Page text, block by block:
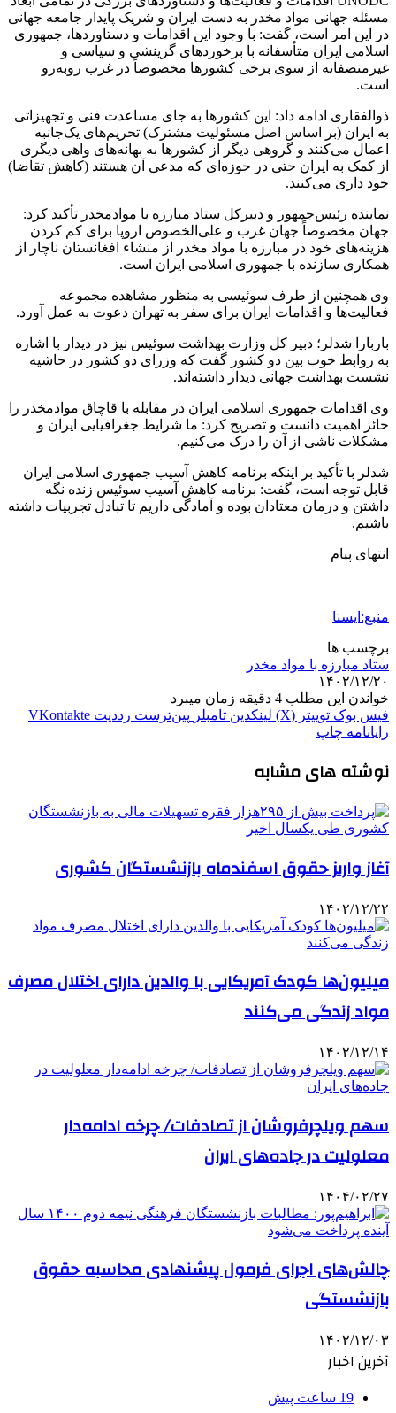
مسئله جهانی مواد مخدر به دست ایران و شریک پایدار جامعه جهانی
در این امر است، گفت: با وجود این اقدامات و دستاوردها، جمهوری
اسلامی ایران متأسفانه با برخوردهای گزینشی و سیاسی و
غیرمنصفانه از سوی برخی کشورها مخصوصاً در غرب روبه‌رو
است.
ذوالفقاری ادامه داد: این کشورها به جای مساعدت فنی و تجهیزاتی
به ایران (بر اساس اصل مسئولیت مشترک) تحریم‌های یک‌جانبه
اعمال می‌کنند و گروهی دیگر از کشورها به بهانه‌های واهی دیگری
از کمک به ایران حتی در حوزه‌ای که مدعی آن هستند (کاهش تقاضا)‌
خود داری می‌کنند.
نماینده رئیس‌جمهور و دبیرکل ستاد مبارزه با موادمخدر تأکید کرد:
جهان مخصوصاً جهان غرب و علی‌الخصوص اروپا برای کم کردن
هزینه‌های خود در مبارزه با مواد مخدر از منشاء افغانستان ناچار از
همکاری سازنده با جمهوری اسلامی ایران است.
وی همچنین از طرف سوئیسی به منظور مشاهده مجموعه
فعالیت‌ها و اقدامات ایران برای سفر به تهران دعوت به عمل آورد.
باربارا شدلر؛ دبیر کل وزارت بهداشت سوئیس نیز در دیدار با اشاره
به روابط خوب بین دو کشور گفت که وزرای دو کشور در حاشیه
نشست بهداشت جهانی دیدار داشته‌اند.
وی اقدامات جمهوری اسلامی ایران در مقابله با قاچاق موادمخدر را
حائز اهمیت دانست و تصریح کرد: ما شرایط جغرافیایی ایران و
مشکلات ناشی از آن را درک می‌کنیم.
شدلر با تأکید بر اینکه برنامه کاهش آسیب جمهوری اسلامی ایران
قابل توجه است، گفت: برنامه کاهش آسیب سوئیس زنده نگه
داشتن و درمان معتادان بوده و آمادگی داریم تا تبادل تجربیات داشته
باشیم.
انتهای پیام
منبع:ایسنا
برچسب ها
ستاد مبارزه با مواد مخدر
۱۴۰۲/۱۲/۲۰
خواندن این مطلب 4 دقیقه زمان میبرد
فیس بوک توییتر (X) لینکدین ‫تامبلر ‫پین‌ترست ‫رددیت ‫VKontakte
رایانامه چاپ
نوشته های مشابه
آغاز واریز حقوق اسفندماه بازنشستگان کشوری
۱۴۰۲/۱۲/۲۲
میلیون‌ها کودک آمریکایی با والدین دارای اختلال مصرف
مواد زندگی می‌کنند
۱۴۰۲/۱۲/۱۴
سهم ویلچرفروشان از تصادفات/ چرخه ادامه‌دار
معلولیت‌ در جاده‌های ایران
۱۴۰۴/۰۲/۲۷
چالش‌های اجرای فرمول پیشنهادی محاسبه حقوق
بازنشستگی
۱۴۰۲/۱۲/۰۳
آخرین اخبار
19 ساعت پیش